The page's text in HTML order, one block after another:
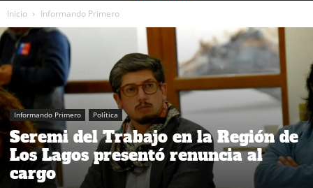
Inicio Informando Primero
Informando Primero Política
Seremi del Trabajo en la Región de
Los Lagos presentó renuncia al
cargo